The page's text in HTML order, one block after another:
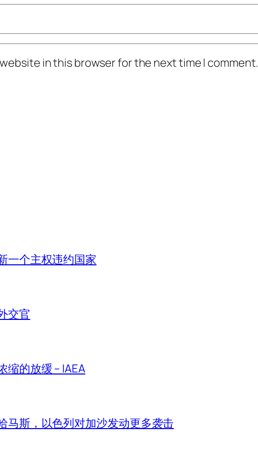
in this browser for the next time I comment.
一个主权违约国家
交官
缩的放缓 – IAEA
马斯，以色列对加沙发动更多袭击